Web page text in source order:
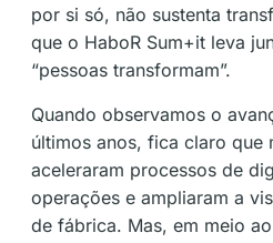
por si só, não sustenta
que o HaboR Sum+it leva
“pessoas transformam”.
Quando observamos o
últimos anos, fica claro que
aceleraram processos de
operações e ampliaram a
de fábrica. Mas, em meio